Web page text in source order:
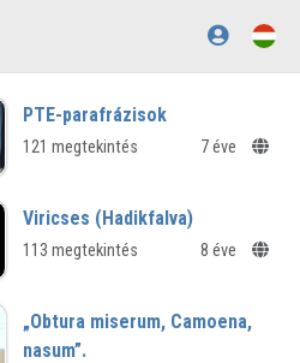
PTE-parafrázisok
121 megtekintés 7 éve
Viricses (Hadikfalva)
113 megtekintés 8 éve
„Obtura miserum, Camoena,
nasum”.